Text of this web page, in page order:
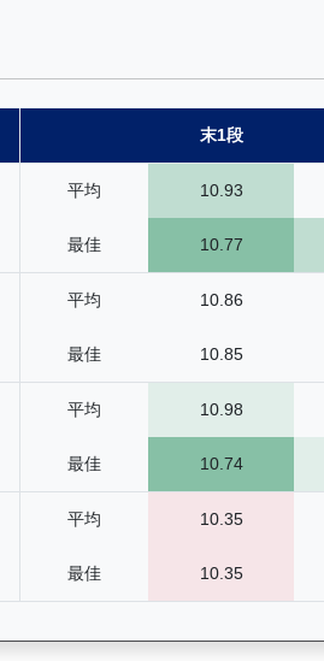
末1段
平均 10.93
最佳 10.77
平均 10.86
最佳 10.85
平均 10.98
最佳 10.74
平均 10.35
最佳 10.35